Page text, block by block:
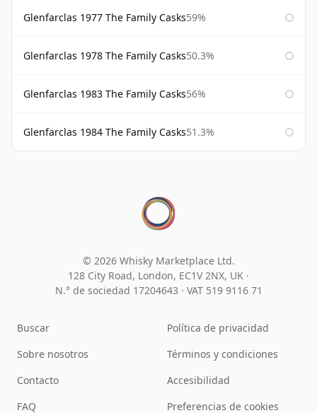
Glenfarclas 1977 The Family Casks59%
Glenfarclas 1978 The Family Casks50.3%
Glenfarclas 1983 The Family Casks56%
Glenfarclas 1984 The Family Casks51.3%
© 2026 Whisky Marketplace Ltd.
128 City Road, London, EC1V 2NX, UK ·
N.° de sociedad 17204643 · VAT 519 9116 71
Buscar
Sobre nosotros
Contacto
FAQ
Política de privacidad
Términos y condiciones
Accesibilidad
Preferencias de cookies